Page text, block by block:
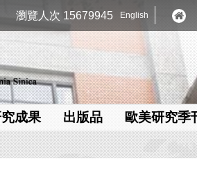
瀏覽人次 15679945 English
成果 出版品 歐美研究季